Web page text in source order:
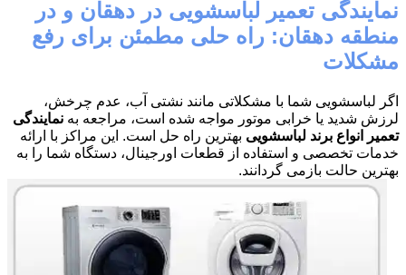
نمایندگی تعمیر لباسشویی در دهقان و در
منطقه دهقان: راه حلی مطمئن برای رفع
مشکلات
اگر لباسشویی شما با مشکلاتی مانند نشتی آب، عدم چرخش،
لرزش شدید یا خرابی موتور مواجه شده است، مراجعه به نمایندگی
تعمیر انواع برند لباسشویی بهترین راه حل است. این مراکز با ارائه
خدمات تخصصی و استفاده از قطعات اورجینال، دستگاه شما را به
بهترین حالت بازمی گردانند.